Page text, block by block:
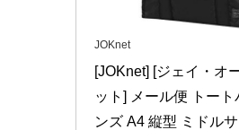
JOKnet
[JOKnet] [ジェイ・オ
ット] メール便 トート
ンズ A4 縦型 ミドル